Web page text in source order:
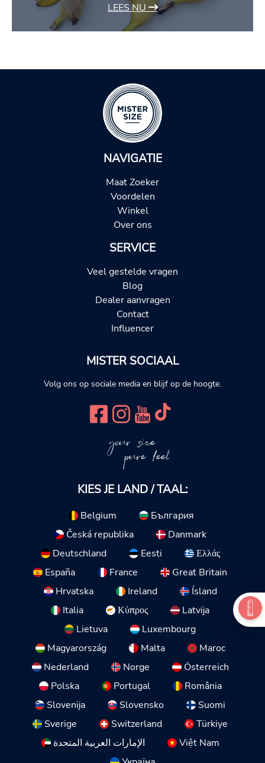
LEES NU
NAVIGATIE
Maat Zoeker
Voordelen
Winkel
Over ons
SERVICE
Veel gestelde vragen
Blog
Dealer aanvragen
Contact
Influencer
MISTER SOCIAAL
Volg ons op sociale media en blijf op de hoogte.
your size
pure feel
KIES JE LAND / TAAL:
Belgium
България
Česká republika
Danmark
Deutschland
Eesti
Ελλάς
España
France
Great Britain
Hrvatska
Ireland
Ísland
Italia
Κύπρος
Latvija
Lietuva
Luxembourg
Magyarország
Malta
Maroc
Nederland
Norge
Österreich
Polska
Portugal
România
Slovenija
Slovensko
Suomi
Sverige
Switzerland
Türkiye
الإمارات العربية المتحدة
Việt Nam